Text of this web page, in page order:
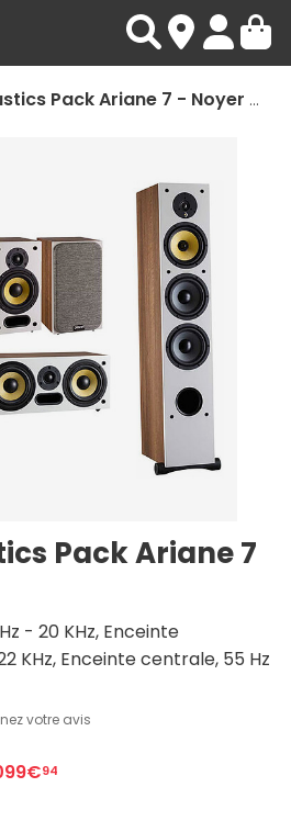
Davis Acoustics Pack Ariane 7 - Noyer PM
Pack Ariane 7
- 20 KHz, Enceinte
KHz, Enceinte centrale, 55 Hz
votre avis
94